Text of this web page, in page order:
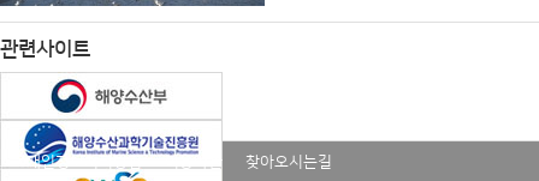
관련사이트
개인정보처리방침 이용약관 찾아오시는길